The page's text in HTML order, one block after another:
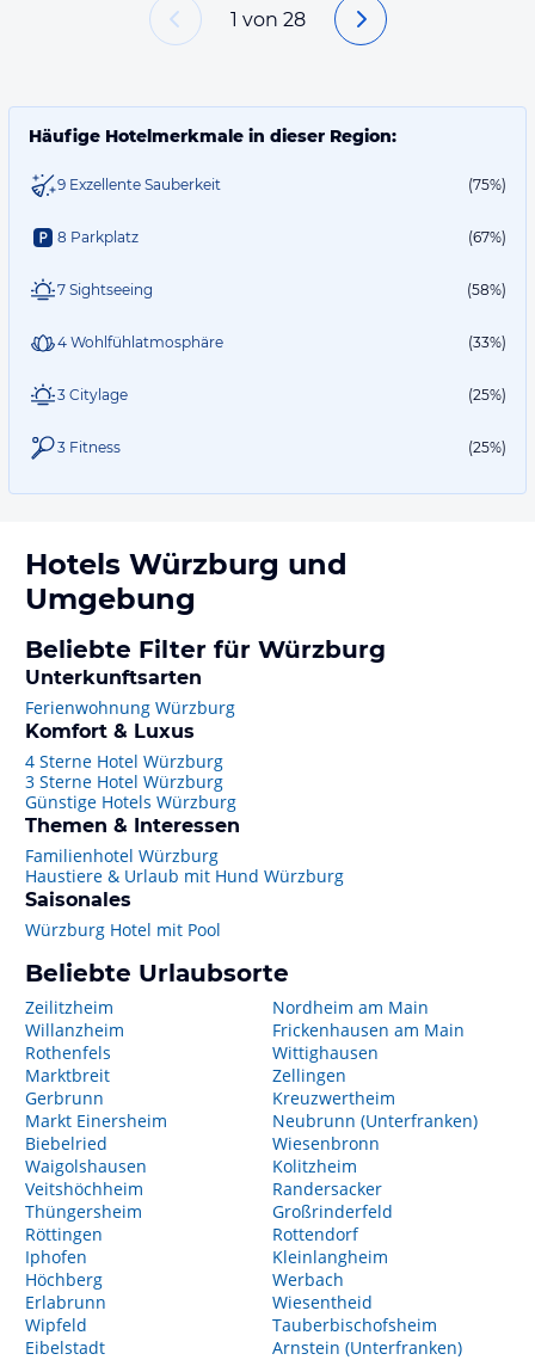
1 von 28
Häufige Hotelmerkmale in dieser Region:
9 Exzellente Sauberkeit (75%)
8 Parkplatz (67%)
7 Sightseeing (58%)
4 Wohlfühlatmosphäre (33%)
3 Citylage (25%)
3 Fitness (25%)
Hotels Würzburg und
Umgebung
Beliebte Filter für Würzburg
Unterkunftsarten
Ferienwohnung Würzburg
Komfort & Luxus
4 Sterne Hotel Würzburg
3 Sterne Hotel Würzburg
Günstige Hotels Würzburg
Themen & Interessen
Familienhotel Würzburg
Haustiere & Urlaub mit Hund Würzburg
Saisonales
Würzburg Hotel mit Pool
Beliebte Urlaubsorte
Zeilitzheim
Willanzheim
Rothenfels
Marktbreit
Gerbrunn
Markt Einersheim
Biebelried
Waigolshausen
Veitshöchheim
Thüngersheim
Röttingen
Iphofen
Höchberg
Erlabrunn
Wipfeld
Eibelstadt
Nordheim am Main
Frickenhausen am Main
Wittighausen
Zellingen
Kreuzwertheim
Neubrunn (Unterfranken)
Wiesenbronn
Kolitzheim
Randersacker
Großrinderfeld
Rottendorf
Kleinlangheim
Werbach
Wiesentheid
Tauberbischofsheim
Arnstein (Unterfranken)